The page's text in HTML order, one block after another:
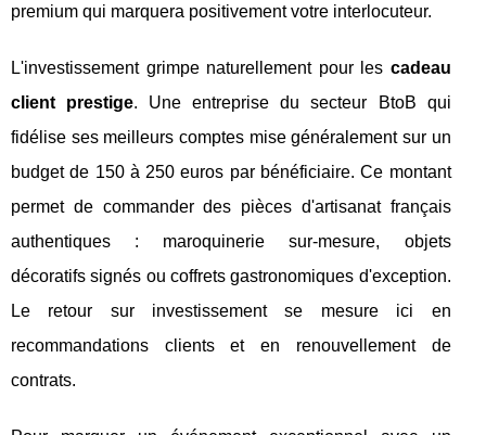
premium qui marquera positivement votre interlocuteur.
L'investissement grimpe naturellement pour les cadeau
client prestige. Une entreprise du secteur BtoB qui
fidélise ses meilleurs comptes mise généralement sur un
budget de 150 à 250 euros par bénéficiaire. Ce montant
permet de commander des pièces d'artisanat français
authentiques : maroquinerie sur-mesure, objets
décoratifs signés ou coffrets gastronomiques d'exception.
Le retour sur investissement se mesure ici en
recommandations clients et en renouvellement de
contrats.